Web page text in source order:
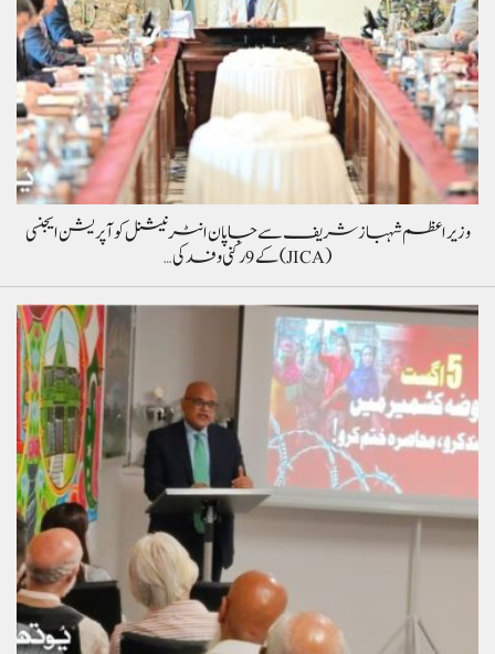
وزیراعظم شہباز شریف سے جاپان انٹرنیشنل کوآپریشن ایجنسی
(JICA) کے 9 رکنی وفد کی…